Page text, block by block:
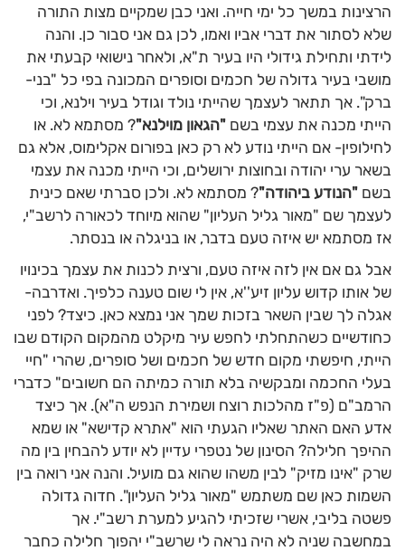
הרצינות במשך כל ימי חייה. ואני כבן שמקיים מצות התורה
שלא לסתור את דברי אביו ואמו, לכן גם אני סבור כן. והנה
לידתי ותחילת גידולי היו בעיר ת"א, ולאחר נישואי קבעתי את
מושבי בעיר גדולה של חכמים וסופרים המכונה בפי כל "בני-
ברק". אך תתאר לעצמך שהייתי נולד וגודל בעיר וילנא, וכי
הייתי מכנה את עצמי בשם "הגאון מוילנא"? מסתמא לא. או
לחילופין- אם הייתי נודע לא רק כאן בפורום אקלימוס, אלא גם
בשאר ערי יהודה ובחוצות ירושלים, וכי הייתי מכנה את עצמי
בשם "הנודע ביהודה"? מסתמא לא. ולכן סברתי שאם כינית
לעצמך שם "מאור גליל העליון" שהוא מיוחד לכאורה לרשב"י,
אז מסתמא יש איזה טעם בדבר, או בניגלה או בנסתר.
אבל גם אם אין לזה איזה טעם, ורצית לכנות את עצמך בכינויו
של אותו קדוש עליון זיע''א, אין לי שום טענה כלפיך. ואדרבה-
אגלה לך שבין השאר בזכות שמך אני נמצא כאן. כיצד? לפני
כחודשיים כשהתחלתי לחפש עיר מיקלט מהמקום הקודם שבו
הייתי, חיפשתי מקום חדש של חכמים ושל סופרים, שהרי "חיי
בעלי החכמה ומבקשיה בלא תורה כמיתה הם חשובים" כדברי
הרמב"ם (פ"ז מהלכות רוצח ושמירת הנפש ה"א). אך כיצד
אדע האם האתר שאליו הגעתי הוא "אתרא קדישא" או שמא
ההיפך חלילה? הסינון של נטפרי עדיין לא יודע להבחין בין מה
שרק "אינו מזיק" לבין משהו שהוא גם מועיל. והנה אני רואה בין
השמות כאן שם משתמש "מאור גליל העליון". חדוה גדולה
פשטה בליבי, אשרי שזכיתי להגיע למערת רשב"י. אך
במחשבה שניה לא היה נראה לי שרשב"י יהפוך חלילה כחבר